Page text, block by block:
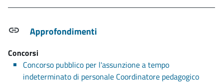
Approfondimenti
Concorsi
Concorso pubblico per l'assunzione a tempo
indeterminato di personale Coordinatore pedagogico